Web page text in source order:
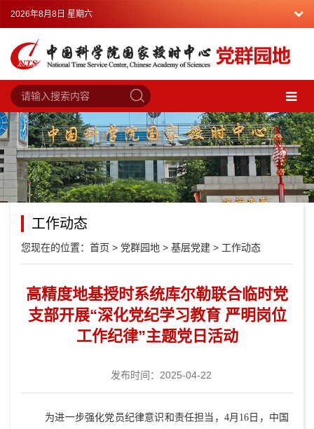
2026年8月8日 星期六
工作动态
您现在的位置： 首页 > 党群园地 > 基层党建 > 工作动态
高精度地基授时系统库尔勒联合临时党
支部开展“深化党纪学习教育 严明岗位
工作纪律”主题党日活动
发布时间：2025-04-22
为进一步强化党员纪律意识和责任担当，4月16日，中国